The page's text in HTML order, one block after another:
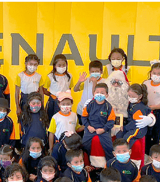
Varios
con tu
AEADE
Movilidad
destino
en la